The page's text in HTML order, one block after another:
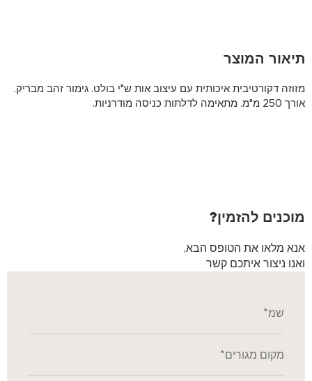
תיאור המוצר
מזוזה דקורטיבית איכותית עם עיצוב אות ש"י בולט. גימור זהב מבריק.
אורך 250 מ"מ. מתאימה לדלתות כניסה מודרניות.
מוכנים להזמין?
אנא מלאו את הטופס הבא,
ואנו ניצור איתכם קשר